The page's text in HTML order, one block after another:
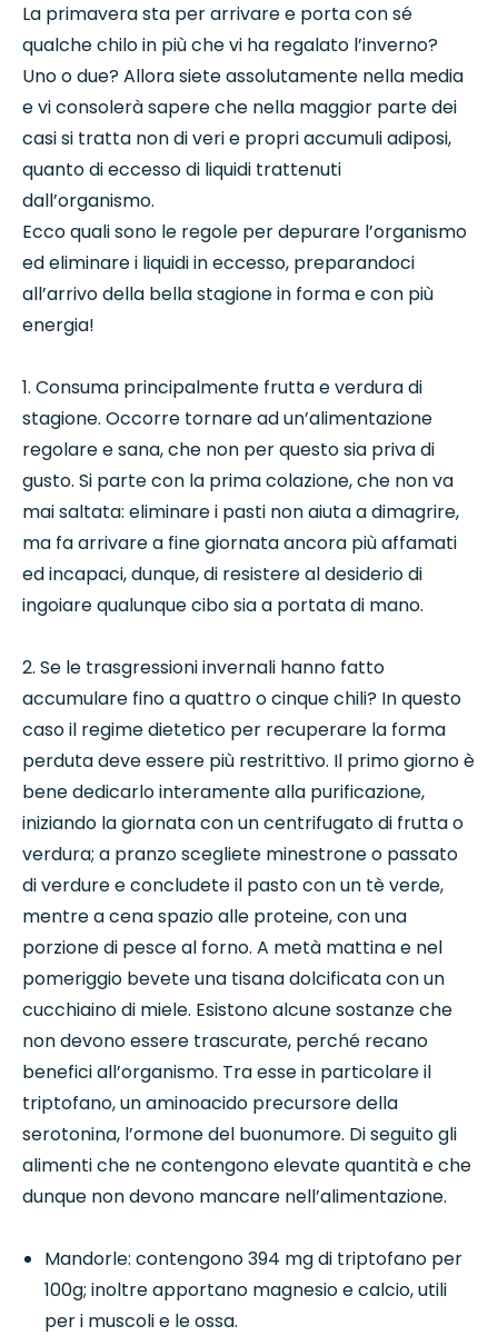
La primavera sta per arrivare e porta con sé
qualche chilo in più che vi ha regalato l’inverno?
Uno o due? Allora siete assolutamente nella media
e vi consolerà sapere che nella maggior parte dei
casi si tratta non di veri e propri accumuli adiposi,
quanto di eccesso di liquidi trattenuti
dall’organismo.
Ecco quali sono le regole per depurare l’organismo
ed eliminare i liquidi in eccesso, preparandoci
all’arrivo della bella stagione in forma e con più
energia!
1. Consuma principalmente frutta e verdura di
stagione. Occorre tornare ad un’alimentazione
regolare e sana, che non per questo sia priva di
gusto. Si parte con la prima colazione, che non va
mai saltata: eliminare i pasti non aiuta a dimagrire,
ma fa arrivare a fine giornata ancora più affamati
ed incapaci, dunque, di resistere al desiderio di
ingoiare qualunque cibo sia a portata di mano.
2. Se le trasgressioni invernali hanno fatto
accumulare fino a quattro o cinque chili? In questo
caso il regime dietetico per recuperare la forma
perduta deve essere più restrittivo. Il primo giorno è
bene dedicarlo interamente alla purificazione,
iniziando la giornata con un centrifugato di frutta o
verdura; a pranzo scegliete minestrone o passato
di verdure e concludete il pasto con un tè verde,
mentre a cena spazio alle proteine, con una
porzione di pesce al forno. A metà mattina e nel
pomeriggio bevete una tisana dolcificata con un
cucchiaino di miele. Esistono alcune sostanze che
non devono essere trascurate, perché recano
benefici all’organismo. Tra esse in particolare il
triptofano, un aminoacido precursore della
serotonina, l’ormone del buonumore. Di seguito gli
alimenti che ne contengono elevate quantità e che
dunque non devono mancare nell’alimentazione.
Mandorle: contengono 394 mg di triptofano per
100g; inoltre apportano magnesio e calcio, utili
per i muscoli e le ossa.